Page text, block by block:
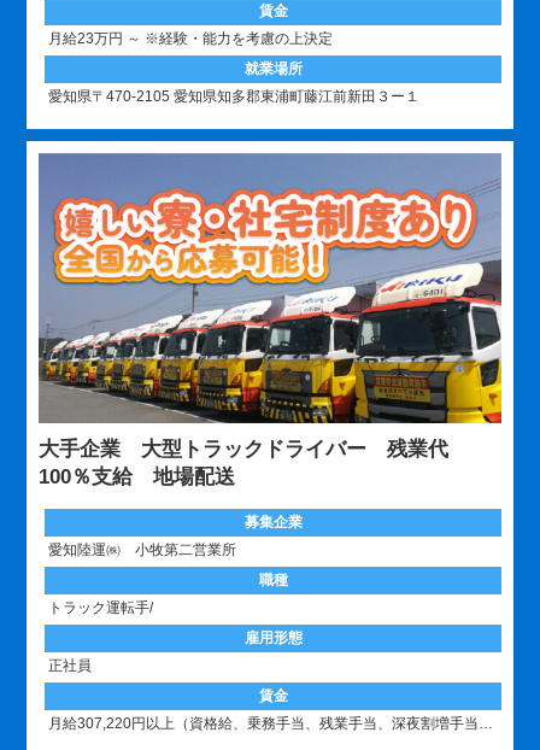
賃金
月給23万円 ～ ※経験・能力を考慮の上決定
就業場所
愛知県〒470-2105 愛知県知多郡東浦町藤江前新田３ー１
大手企業 大型トラックドライバー 残業代
100％支給 地場配送
募集企業
愛知陸運㈱ 小牧第二営業所
職種
トラック運転手/
雇用形態
正社員
賃金